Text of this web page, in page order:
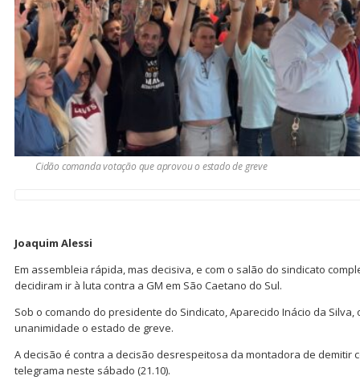
Cidão comanda votação que aprovou o estado de greve
Joaquim Alessi
Em assembleia rápida, mas decisiva, e com o salão do sindicato
decidiram ir à luta contra a GM em São Caetano do Sul.
Sob o comando do presidente do Sindicato, Aparecido Inácio da
unanimidade o estado de greve.
A decisão é contra a decisão desrespeitosa da montadora de demitir
telegrama neste sábado (21.10).